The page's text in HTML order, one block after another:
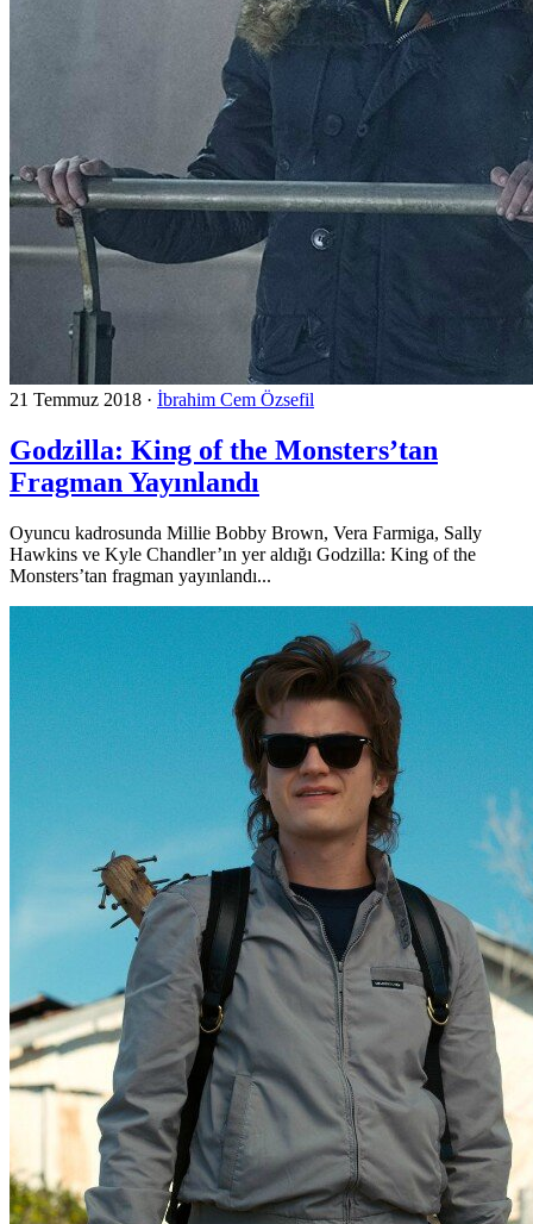
21 Temmuz 2018 · İbrahim Cem Özsefil
Godzilla: King of the Monsters’tan
Fragman Yayınlandı
Oyuncu kadrosunda Millie Bobby Brown, Vera Farmiga, Sally
Hawkins ve Kyle Chandler’ın yer aldığı Godzilla: King of the
Monsters’tan fragman yayınlandı...